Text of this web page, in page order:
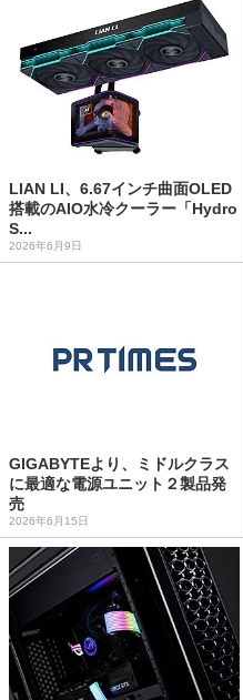
LIAN LI、6.67インチ曲面OLED
搭載のAIO水冷クーラー「Hydro
S...
2026年6月9日
GIGABYTEより、ミドルクラス
に最適な電源ユニット２製品発
売
2026年6月15日